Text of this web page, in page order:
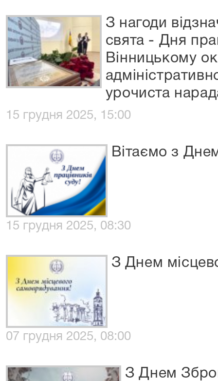
З нагоди
свята - Дня
Вінницькому
урочиста
15 грудня 2025, 15:00
Вітаємо з
15 грудня 2025, 08:30
З Днем
07 грудня 2025, 08:00
З Днем